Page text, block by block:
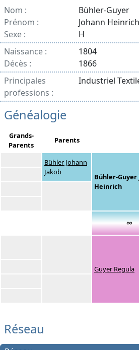
Nom :
Bühler-Guyer
Prénom :
Johann Heinrich
Sexe :
H
Naissance :
1804
Décès :
1866
Principales
professions :
Industriel
Généalogie
Grands-
Parents
Parents
Bühler Johann
Jakob
Bühler-Guyer
Heinrich
∞
Guyer Regula
Réseau